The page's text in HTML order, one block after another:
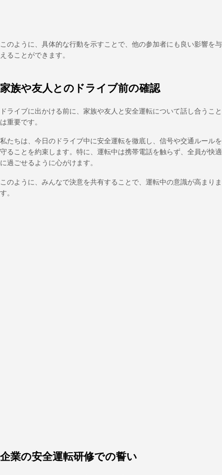
このように、具体的な行動を示すことで、他の参加者にも良い影響を与
えることができます。
家族や友人とのドライブ前の確認
ドライブに出かける前に、家族や友人と安全運転について話し合うこと
は重要です。
私たちは、今日のドライブ中に安全運転を徹底し、信号や交通ルールを
守ることを約束します。特に、運転中は携帯電話を触らず、全員が快適
に過ごせるように心がけます。
このように、みんなで決意を共有することで、運転中の意識が高まりま
す。
企業の安全運転研修での誓い